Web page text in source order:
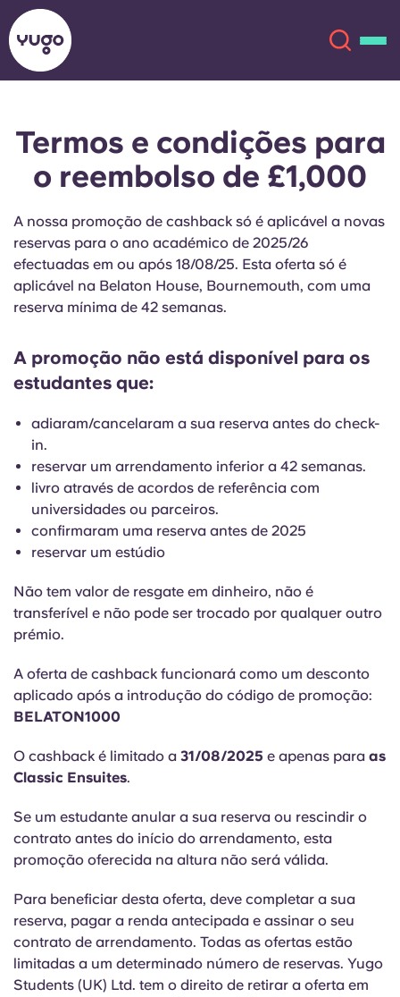
Sobre
Localizações
Mais
Conta Língua
English (US)
Chinese
Español
Català
French
Portuguese
Selecione uma cidade
Selecione uma residência
Iniciar sessão
Reservar agora
English (GB)
English (US)
Chinese Español
Català Deutsch
Portuguese
Termos e condições para
o reembolso de £1,000
A nossa promoção de cashback só é aplicável a novas
reservas para o ano académico de 2025/26
efectuadas em ou após 18/08/25. Esta oferta só é
aplicável na Belaton House, Bournemouth, com uma
reserva mínima de 42 semanas.
A promoção não está disponível para os
estudantes que:
adiaram/cancelaram a sua reserva antes do check-
in.
reservar um arrendamento inferior a 42 semanas.
livro através de acordos de referência com
universidades ou parceiros.
confirmaram uma reserva antes de 2025
reservar um estúdio
Não tem valor de resgate em dinheiro, não é
transferível e não pode ser trocado por qualquer outro
prémio.
A oferta de cashback funcionará como um desconto
aplicado após a introdução do código de promoção:
BELATON1000
O cashback é limitado a 31/08/2025 e apenas para as
Classic Ensuites.
Se um estudante anular a sua reserva ou rescindir o
contrato antes do início do arrendamento, esta
promoção oferecida na altura não será válida.
Para beneficiar desta oferta, deve completar a sua
reserva, pagar a renda antecipada e assinar o seu
contrato de arrendamento. Todas as ofertas estão
limitadas a um determinado número de reservas. Yugo
Students (UK) Ltd. tem o direito de retirar a oferta em